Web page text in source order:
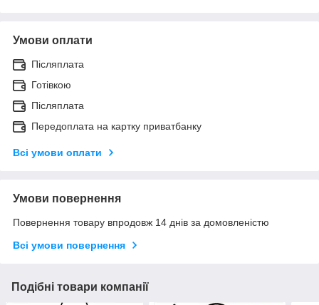
Умови оплати
Післяплата
Готівкою
Післяплата
Передоплата на картку приватбанку
Всі умови оплати
Умови повернення
Повернення товару впродовж 14 днів за домовленістю
Всі умови повернення
Подібні товари компанії